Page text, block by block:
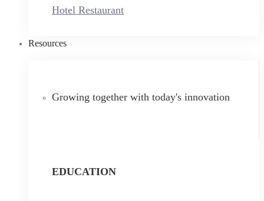
Hotel Restaurant
Resources
Growing together with today's innovation
EDUCATION